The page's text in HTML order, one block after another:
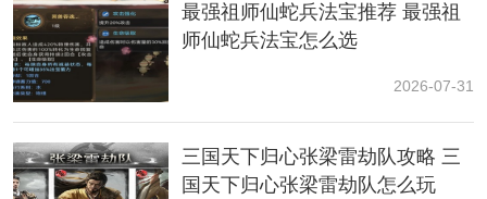
最强祖师仙蛇兵法宝推荐 最强祖
师仙蛇兵法宝怎么选
2026-07-31
三国天下归心张梁雷劫队攻略 三
国天下归心张梁雷劫队怎么玩